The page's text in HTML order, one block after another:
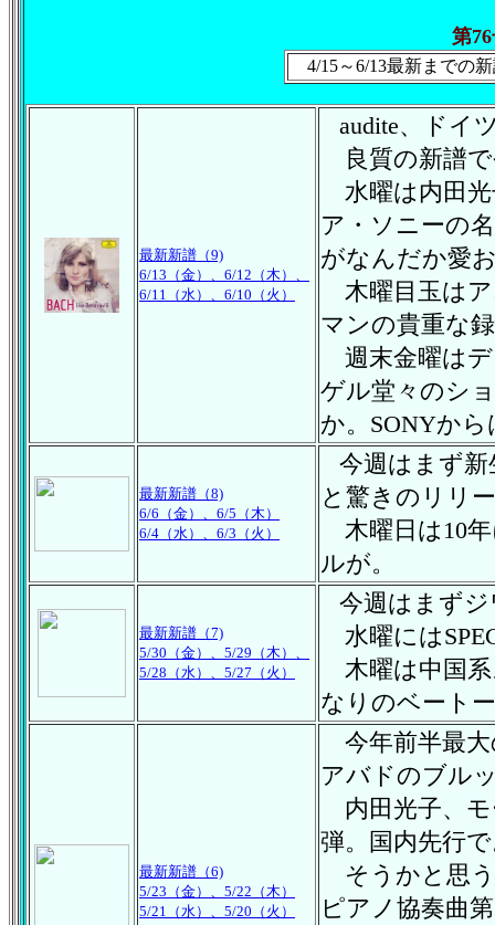
第
4/15～6/13最新までの
最新新譜（9)
6/13（金）、6/12（木）、
6/11（水）、 6/10（火）
audite、ドイ
良質の新譜
水曜は内田光
ア・ソニーの
がなんだか愛
木曜目玉はア
マンの貴重な
週末金曜はデ
ゲル堂々のシ
か。SONYか
最新新譜（8)
6/6（金）、 6/5（木）
6/4（水）、6/3（火）
今週はまず新
と驚きのリリ
木曜日は10
ルが。
最新新譜（7)
5/30（金）、5/29（木）、
5/28（水）、5/27（火）
今週はまず
水曜には
木曜は中国系
なりのベート
最新新譜（6)
5/23（金）、5/22（木）
5/21（水）、5/20（火）
今年前半最大
アバドのブル
内田光子、モ
弾。国内先行
そうかと思
ピアノ協奏曲